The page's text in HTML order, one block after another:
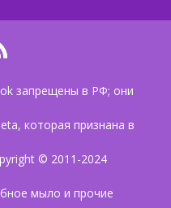
запрещены в РФ; они
которая признана в
© 2011-2024
мыло и прочие